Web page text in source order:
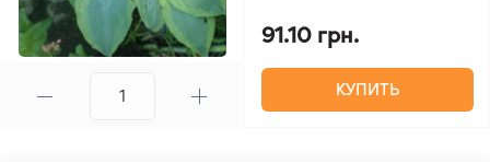
91.10 грн.
КУПИТЬ